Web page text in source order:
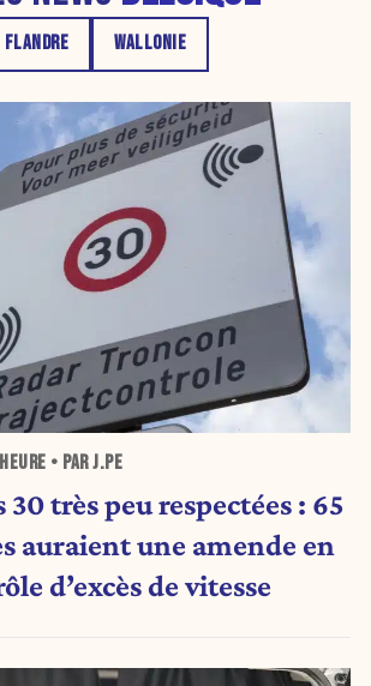
FLANDRE WALLONIE
• PAR J.PE
30 très peu respectées : 65
auraient une amende en
d’excès de vitesse